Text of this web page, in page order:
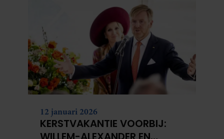
12 januari 2026
KERSTVAKANTIE VOORBIJ: